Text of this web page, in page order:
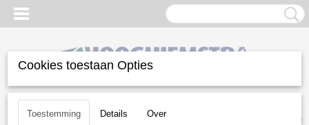
Inloggen Registreren
(0)
Cookies toestaan Opties
Toestemming Details Over